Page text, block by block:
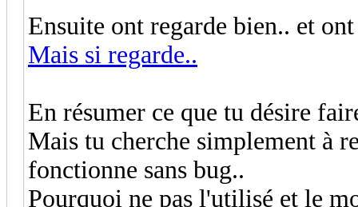
Ensuite ont regarde bien.. et
Mais si regarde..
En résumer ce que tu désire
Mais tu cherche simplement à
fonctionne sans bug..
Pourquoi ne pas l'utilisé et le